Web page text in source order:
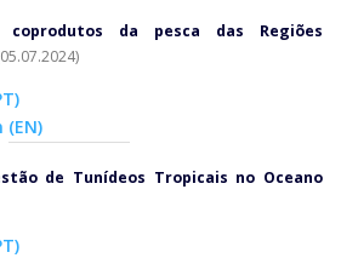
coprodutos da pesca das Regiões
de Tunídeos Tropicais no Oceano